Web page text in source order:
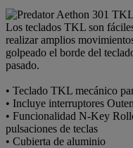
Los teclados TKL son
realizar amplios
golpeado el borde del
pasado.
• Teclado TKL mecánico
• Incluye interruptores
• Funcionalidad N-Key
pulsaciones de teclas
• Cubierta de aluminio